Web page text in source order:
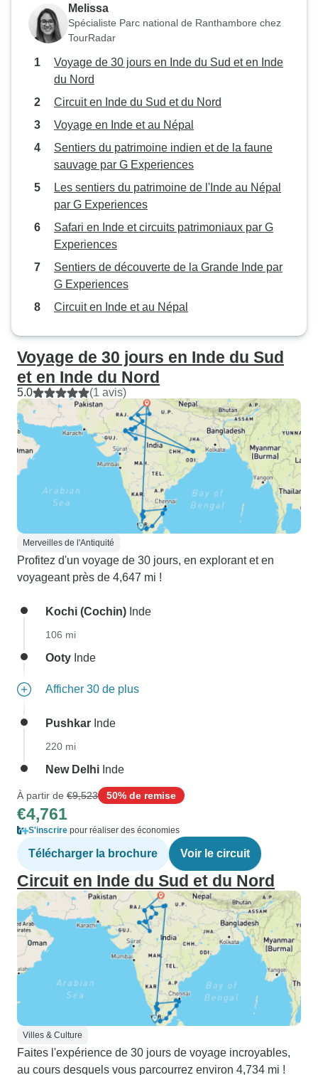
Melissa
Spécialiste Parc national de Ranthambore chez
TourRadar
Voyage de 30 jours en Inde du Sud et en Inde
du Nord
Circuit en Inde du Sud et du Nord
Voyage en Inde et au Népal
Sentiers du patrimoine indien et de la faune
sauvage par G Experiences
Les sentiers du patrimoine de l'Inde au Népal
par G Experiences
Safari en Inde et circuits patrimoniaux par G
Experiences
Sentiers de découverte de la Grande Inde par
G Experiences
Circuit en Inde et au Népal
Voyage de 30 jours en Inde du Sud
et en Inde du Nord
5.0 (1 avis)
Merveilles de l'Antiquité
Profitez d'un voyage de 30 jours, en explorant et en
voyageant près de 4,647 mi !
Kochi (Cochin) Inde
106 mi
Ooty Inde
Afficher 30 de plus
Pushkar Inde
220 mi
New Delhi Inde
À partir de €9,523 50% de remise
€4,761
S'inscrire pour réaliser des économies
Télécharger la brochure Voir le circuit
Circuit en Inde du Sud et du Nord
Villes & Culture
Faites l'expérience de 30 jours de voyage incroyables,
au cours desquels vous parcourrez environ 4,734 mi !